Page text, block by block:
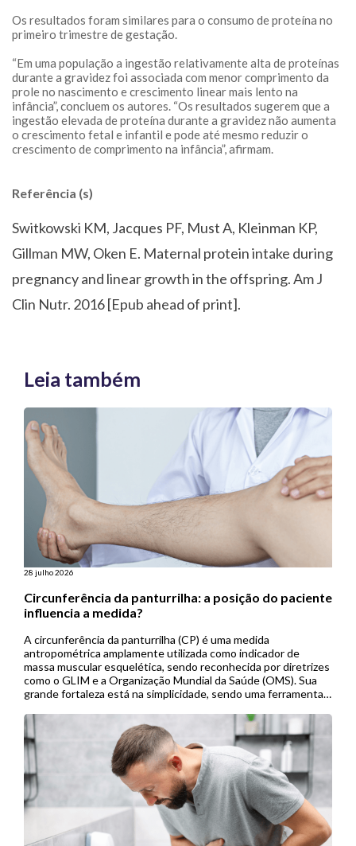
Os resultados foram similares para o consumo de proteína no
primeiro trimestre de gestação.
“Em uma população a ingestão relativamente alta de proteínas
durante a gravidez foi associada com menor comprimento da
prole no nascimento e crescimento linear mais lento na
infância”, concluem os autores. “Os resultados sugerem que a
ingestão elevada de proteína durante a gravidez não aumenta
o crescimento fetal e infantil e pode até mesmo reduzir o
crescimento de comprimento na infância”, afirmam.
Referência (s)
Switkowski KM, Jacques PF, Must A, Kleinman KP,
Gillman MW, Oken E. Maternal protein intake during
pregnancy and linear growth in the offspring. Am J
Clin Nutr. 2016 [Epub ahead of print].
Leia também
28 julho 2026
Circunferência da panturrilha: a posição do paciente
influencia a medida?
A circunferência da panturrilha (CP) é uma medida
antropométrica amplamente utilizada como indicador de
massa muscular esquelética, sendo reconhecida por diretrizes
como o GLIM e a Organização Mundial da Saúde (OMS). Sua
grande fortaleza está na simplicidade, sendo uma ferramenta
útil em contextos de menor […]